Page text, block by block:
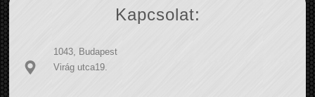
Kapcsolat:
1043, Budapest
Virág utca19.